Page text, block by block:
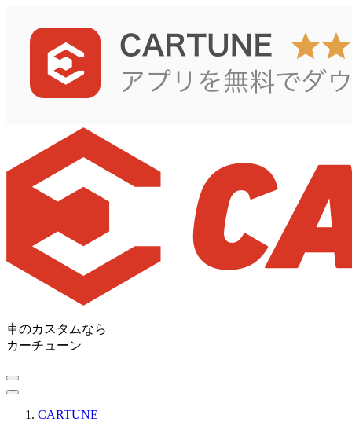
車のカスタムなら
カーチューン
CARTUNE